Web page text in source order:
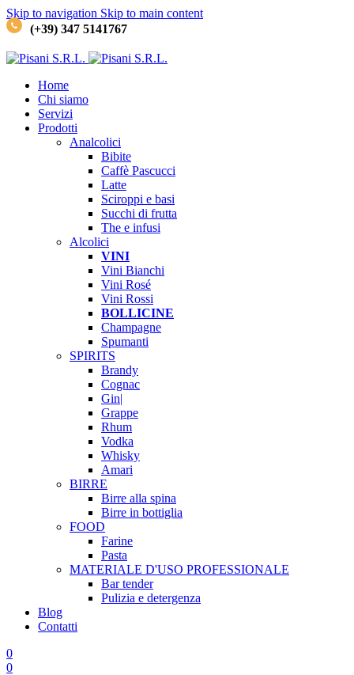
Skip to navigation Skip to main content
(+39) 347 5141767
Home
Chi siamo
Servizi
Prodotti
Analcolici
Bibite
Caffè Pascucci
Latte
Sciroppi e basi
Succhi di frutta
The e infusi
Alcolici
VINI
Vini Bianchi
Vini Rosé
Vini Rossi
BOLLICINE
Champagne
Spumanti
SPIRITS
Brandy
Cognac
Gin|
Grappe
Rhum
Vodka
Whisky
Amari
BIRRE
Birre alla spina
Birre in bottiglia
FOOD
Farine
Pasta
MATERIALE D'USO PROFESSIONALE
Bar tender
Pulizia e detergenza
Blog
Contatti
0
0